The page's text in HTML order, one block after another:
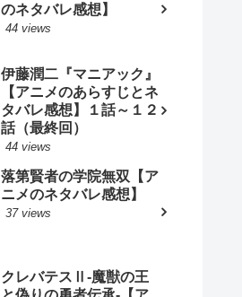
のネタバレ感想】
44 views
伊藤潤二『マニアック』
【アニメのあらすじとネ
タバレ感想】１話～１２
話（最終回）
44 views
落第賢者の学院無双【ア
ニメのネタバレ感想】
37 views
クレバテスⅡ-魔獣の王